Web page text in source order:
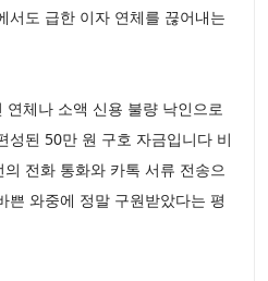
서도 급한 이자 연체를 끊어내는
체나 소액 신용 불량 낙인으로
성된 50만 원 구호 자금입니다 비
전화 통화와 카톡 서류 전송으
쁜 와중에 정말 구원받았다는 평